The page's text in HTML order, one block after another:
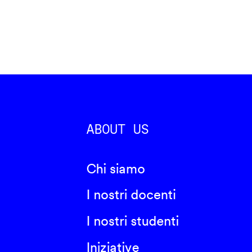
ABOUT US
Chi siamo
I nostri docenti
I nostri studenti
Iniziative